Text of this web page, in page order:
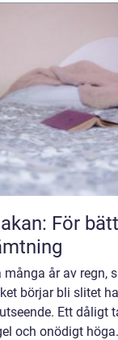
För
år av regn,
börjar bli slitet
Ett dåligt
och onödigt höga